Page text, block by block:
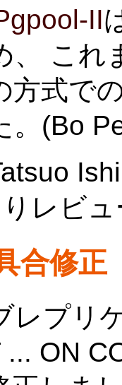
II
、 これ
方式で
。(Bo
レビ
合修正
レプリ
... ON